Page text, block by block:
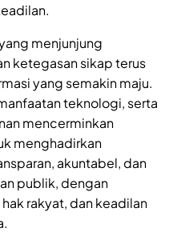
menjunjung
ketegasan sikap terus
yang semakin maju.
teknologi, serta
mencerminkan
menghadirkan
akuntabel, dan
publik, dengan
rakyat, dan keadilan